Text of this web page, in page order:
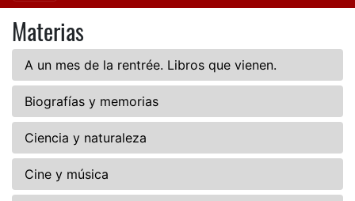
Materias
A un mes de la rentrée. Libros que vienen.
Biografías y memorias
Ciencia y naturaleza
Cine y música